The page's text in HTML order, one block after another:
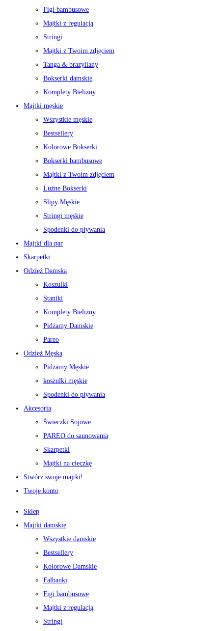
Figi bambusowe
Majtki z regulacją
Stringi
Majtki z Twoim zdjęciem
Tanga & brazyliany
Bokserki damskie
Komplety Bielizny
Majtki męskie
Wszystkie męskie
Bestsellery
Kolorowe Bokserki
Bokserki bambusowe
Majtki z Twoim zdjęciem
Luźne Bokserki
Slipy Męskie
Stringi męskie
Spodenki do pływania
Majtki dla par
Skarpetki
Odzież Damska
Koszulki
Staniki
Komplety Bielizny
Pidżamy Damskie
Pareo
Odzież Męska
Pidżamy Męskie
koszulki męskie
Spodenki do pływania
Akcesoria
Świeczki Sojowe
PAREO do saunowania
Skarpetki
Majtki na cieczkę
Stwórz swoje majtki!
Twoje konto
Sklep
Majtki damskie
Wszystkie damskie
Bestsellery
Kolorowe Damskie
Falbanki
Figi bambusowe
Majtki z regulacją
Stringi